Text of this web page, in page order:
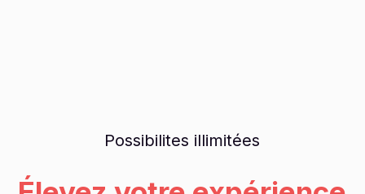
Possibilites illimitées